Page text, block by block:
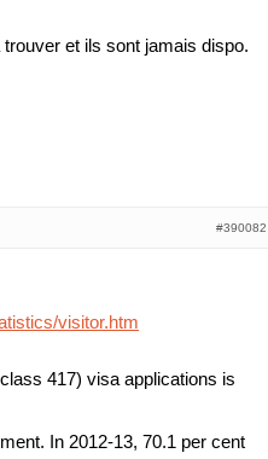
et ils sont jamais dispo.
#390082
visitor.htm
417) visa applications is
In 2012-13, 70.1 per cent